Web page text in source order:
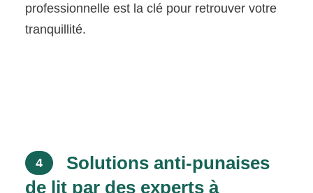
professionnelle est la clé pour retrouver votre
tranquillité.
4
Solutions anti-punaises
de lit par des experts à